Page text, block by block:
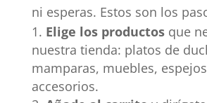
ni esperas. Estos son los
Elige los productosque
nuestra tienda: platos de
mamparas, muebles,
accesorios.